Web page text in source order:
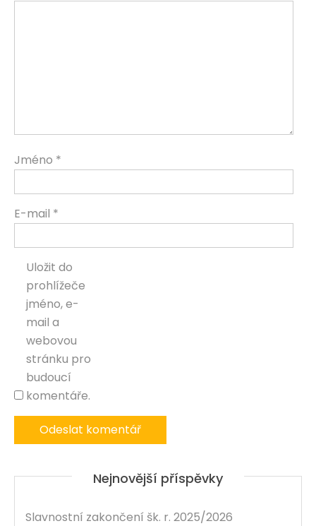
Jméno *
E-mail *
Uložit do
prohlížeče
jméno, e-
mail a
webovou
stránku pro
budoucí
komentáře.
Nejnovější příspěvky
Slavnostní zakončení šk. r. 2025/2026